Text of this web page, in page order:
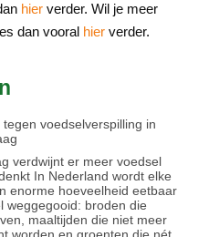
hier verder. Wil je meer
dan vooral hier verder.
tegen voedselverspilling in
verdwijnt er meer voedsel
In Nederland wordt elke
enorme hoeveelheid eetbaar
weggegooid: broden die
maaltijden die niet meer